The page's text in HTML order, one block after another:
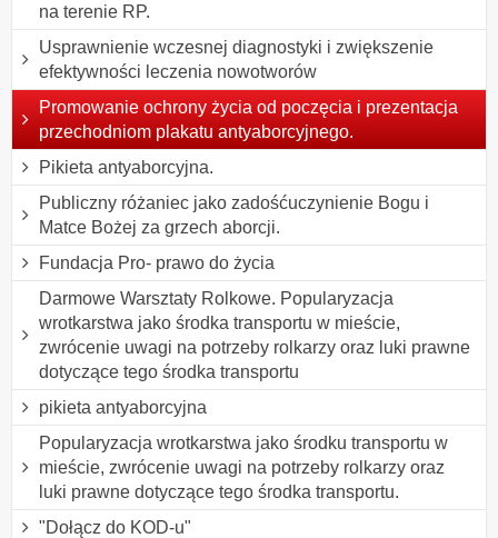
na terenie RP.
Usprawnienie wczesnej diagnostyki i zwiększenie
efektywności leczenia nowotworów
Promowanie ochrony życia od poczęcia i prezentacja
przechodniom plakatu antyaborcyjnego.
Pikieta antyaborcyjna.
Publiczny różaniec jako zadośćuczynienie Bogu i
Matce Bożej za grzech aborcji.
Fundacja Pro- prawo do życia
Darmowe Warsztaty Rolkowe. Popularyzacja
wrotkarstwa jako środka transportu w mieście,
zwrócenie uwagi na potrzeby rolkarzy oraz luki prawne
dotyczące tego środka transportu
pikieta antyaborcyjna
Popularyzacja wrotkarstwa jako środku transportu w
mieście, zwrócenie uwagi na potrzeby rolkarzy oraz
luki prawne dotyczące tego środka transportu.
"Dołącz do KOD-u"